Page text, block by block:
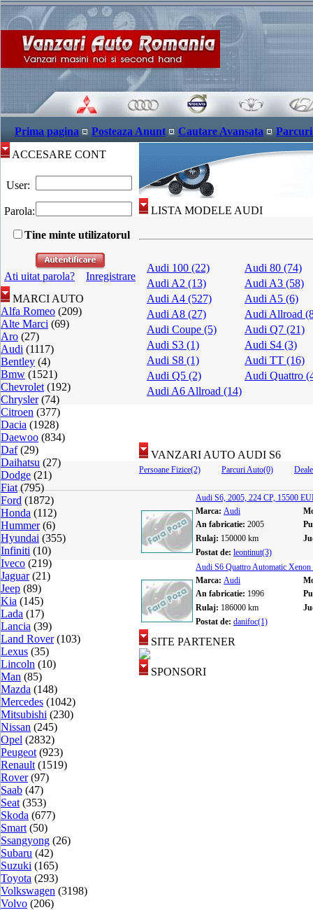
Prima pagina Posteaza Anunt Cautare Avansata
ACCESARE CONT
User:
Parola:
Tine minte utilizatorul
Ati uitat parola?
Inregistrare
MARCI AUTO
Alfa Romeo (209)
Alte Marci (69)
Aro (27)
Audi (1117)
Bentley (4)
Bmw (1521)
Chevrolet (192)
Chrysler(74)
Citroen (377)
Dacia (1928)
Daewoo (834)
Daf(29)
Daihatsu (27)
Dodge (21)
Fiat(795)
Ford (1872)
Honda (112)
Hummer(6)
Hyundai (355)
Infiniti (10)
Iveco (219)
Jaguar(21)
Jeep (89)
Kia (145)
Lada (17)
Lancia (39)
Land Rover(103)
Lexus (35)
Lincoln (10)
Man (85)
Mazda (148)
Mercedes (1042)
Mitsubishi (230)
Nissan (245)
Opel (2832)
Peugeot (923)
Renault (1519)
Rover(97)
Saab (47)
Seat (353)
Skoda (677)
Smart (50)
Ssangyong (26)
Subaru (42)
Suzuki (165)
Toyota (293)
Volkswagen (3198)
Volvo (206)
LISTA MODELE AUDI
Audi 100 (22)
Audi 80 (74)
Audi A2 (13)
Audi A3 (58)
Audi A4 (527)
Audi A5 (6)
Audi A8 (27)
Audi Allroad
Audi Coupe (5)
Audi Q7 (21)
Audi S3 (1)
Audi S4 (3)
Audi S8 (1)
Audi TT (16)
Audi Q5 (2)
Audi Quattro
Audi A6 Allroad (14)
VANZARI AUTO AUDI S6
Persoane Fizice(2) Parcuri Auto(0)
Audi S6, 2005, 224 CP, 15500
Marca: Audi
An fabricatie: 2005
Rulaj: 150000 km
Postat de: leontinut(3)
Audi S6 Quattro Automatic
Marca: Audi
An fabricatie: 1996
Rulaj: 186000 km
Postat de: danifoc(1)
SITE PARTENER
SPONSORI